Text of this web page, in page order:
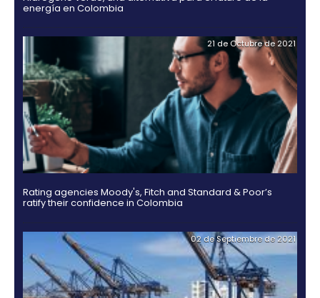
Guía Legal 2025 para Invertir en Colombia